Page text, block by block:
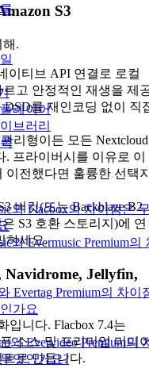
레이어
브러리
와 Flacbox의 차이점은
와 Evermusic Premium의
Evertag Premium의 차이
가요
와 Evervideo Premium의
엇인가요?
S3
.
이티브 API 연결로 로컬
고 안정적인 재생을 제
를 재인코딩 없이 직
리형이든 모든 Nextcloud
프라이버시를 이유로 이
이전했다면 훌륭한 선택
버킷(또는 Backblaze B2,
S3 호환 스토리지)에 연
하세요.
Navidrome, Jellyfin,
입니다. Flacbox 7.4는
소스 및 프리미엄 미디
로 만듭니다.